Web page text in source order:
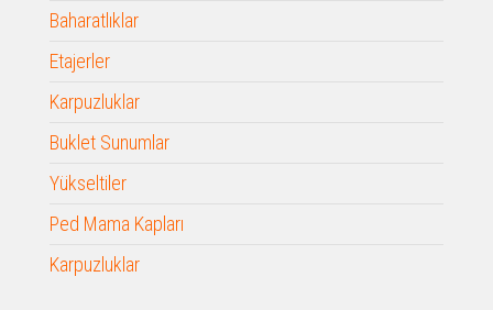
Baharatlıklar
Etajerler
Karpuzluklar
Buklet Sunumlar
Yükseltiler
Ped Mama Kapları
Karpuzluklar